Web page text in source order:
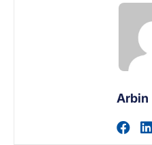
Arbin